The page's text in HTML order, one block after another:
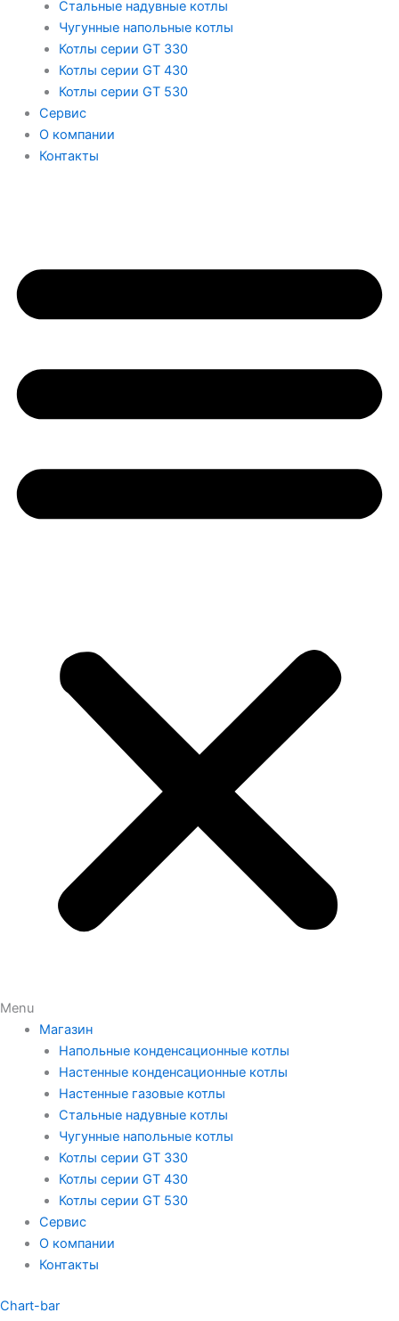
Стальные надувные котлы
Чугунные напольные котлы
Котлы серии GT 330
Котлы серии GT 430
Котлы серии GT 530
Сервис
О компании
Контакты
Menu
Магазин
Напольные конденсационные котлы
Настенные конденсационные котлы
Настенные газовые котлы
Стальные надувные котлы
Чугунные напольные котлы
Котлы серии GT 330
Котлы серии GT 430
Котлы серии GT 530
Сервис
О компании
Контакты
Chart-bar